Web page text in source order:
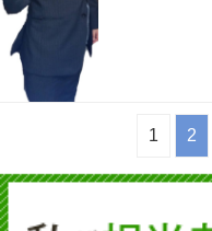
1 2